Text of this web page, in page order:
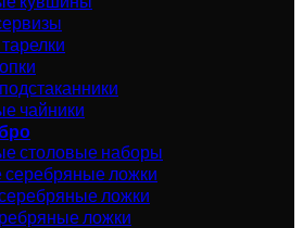
чайники
столовые наборы
ложки
ложки
ложки